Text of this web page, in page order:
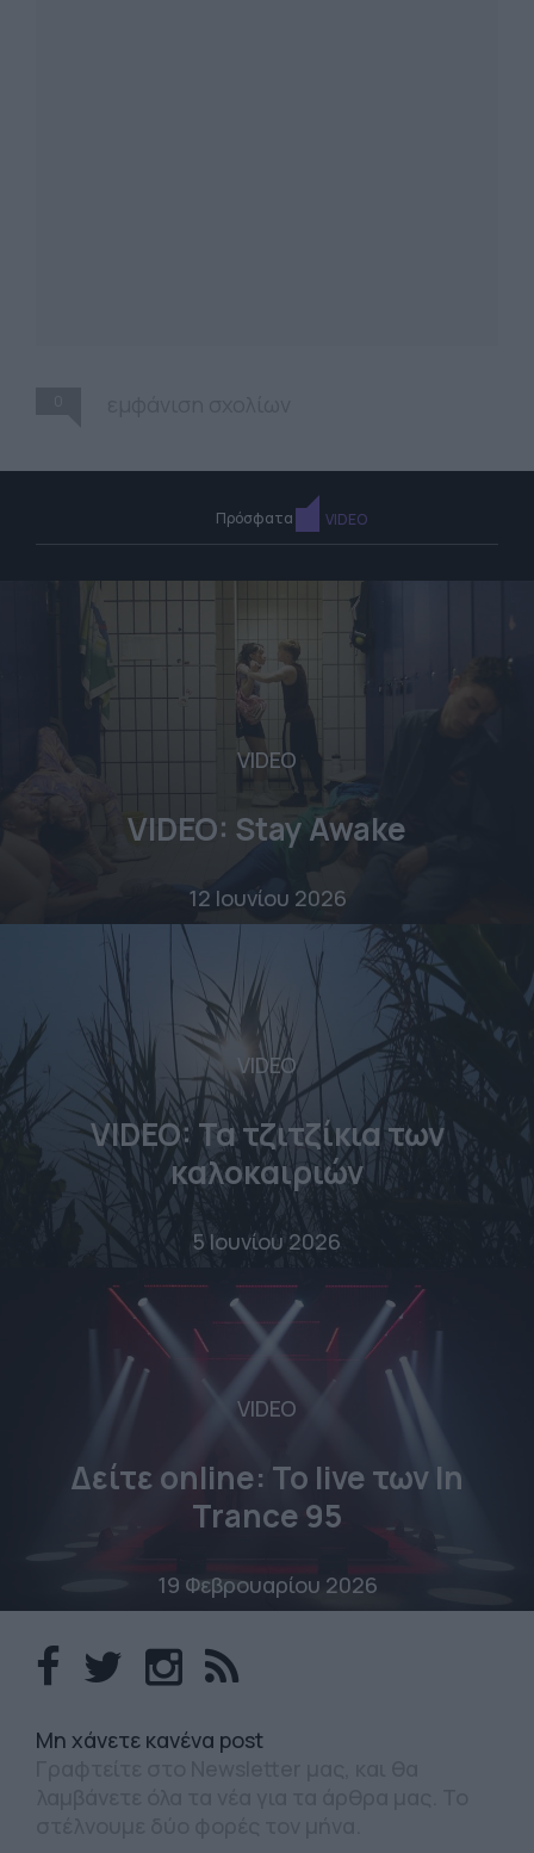
Πρόσφατα VIDEO
VIDEO
VIDEO: Stay Awake
12 Ιουνίου 2026
VIDEO
VIDEO: Τα τζιτζίκια των
καλοκαιριών
5 Ιουνίου 2026
VIDEO
Δείτε online: To live των In
Trance 95
19 Φεβρουαρίου 2026
Mη χάνετε κανένα post